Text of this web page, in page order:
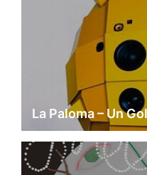
La Paloma – Un